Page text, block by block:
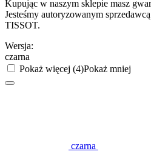
Kupując w naszym sklepie masz
Jesteśmy autoryzowanym
TISSOT.
Wersja:
czarna
Pokaż więcej (4)Pokaż mniej
czarna